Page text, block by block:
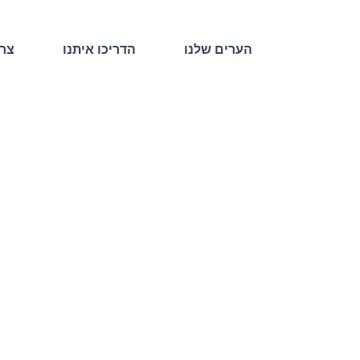
הערים שלנו הדריכו איתנו